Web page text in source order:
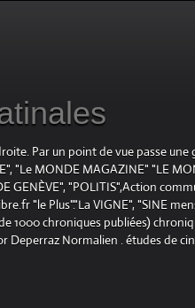
Par un point de vue passe
"Le MONDE MAGAZINE" "LE
GENÈVE", "POLITIS",Action
"le Plus"."La VIGNE", "SINE
1000 chroniques publiées)
Deperraz Normalien . études de